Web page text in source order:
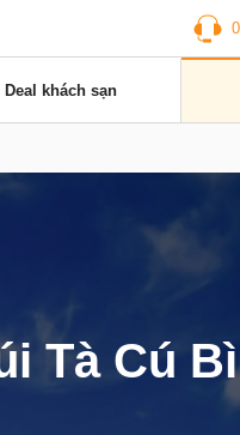
Deal khách sạn
Tà Cú